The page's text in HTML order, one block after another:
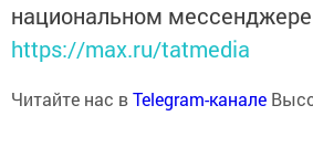
национальном
https://max.ru/tatmedia
Читайте нас вTelegram-канале